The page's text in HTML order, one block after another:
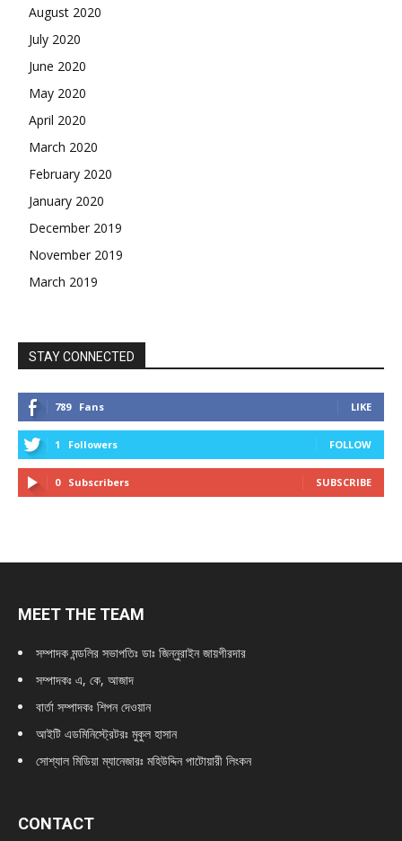
August 2020
July 2020
June 2020
May 2020
April 2020
March 2020
February 2020
January 2020
December 2019
November 2019
March 2019
STAY CONNECTED
789 Fans LIKE
1 Followers FOLLOW
0 Subscribers SUBSCRIBE
MEET THE TEAM
সম্পাদক মন্ডলির সভাপতিঃ ডাঃ জিন্নুরাইন জায়গীরদার
সম্পাদকঃ এ, কে, আজাদ
বার্তা সম্পাদকঃ শিপন দেওয়ান
আইটি এডমিনিস্ট্রেটরঃ মুকুল হাসান
সোশ্যাল মিডিয়া ম্যানেজারঃ মহিউদ্দিন পাটোয়ারী লিংকন
CONTACT